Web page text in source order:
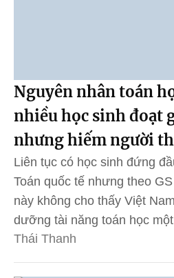
Nguyên nhân toán
nhiều học sinh đoạt
nhưng hiếm người
Liên tục có học sinh đứng
Toán quốc tế nhưng theo
này không cho thấy Việt
dưỡng tài năng toán học
Thái Thanh